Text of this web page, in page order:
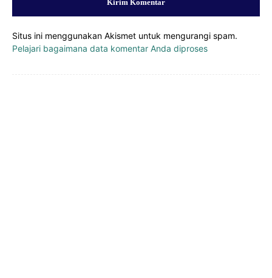
Situs ini menggunakan Akismet untuk mengurangi spam.
Pelajari bagaimana data komentar Anda diproses